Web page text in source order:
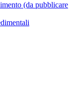
(da pubblicare